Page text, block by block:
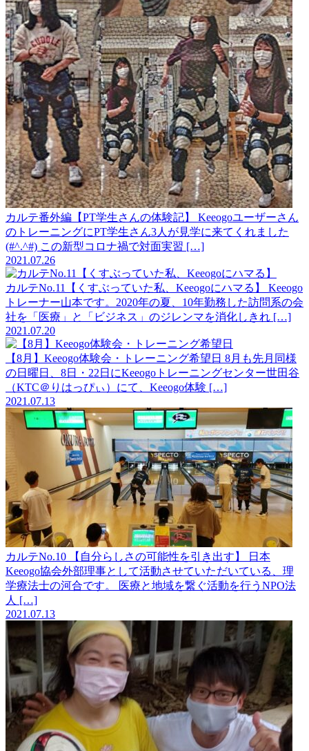
カルテ番外編【PT学生さんの体験記】
Keeogoユーザーさん
のトレーニングにPT学生さん3人が見学に来てくれました
(#^.^#) この新型コロナ禍で対面実習 […]
2021.07.26
カルテNo.11【くすぶっていた私、Keeogoにハマる】
Keeogo
トレーナー山本です。2020年の夏、10年勤務した訪問系の会
社を「医療」と「ビジネス」のジレンマを消化しきれ […]
2021.07.20
【8月】Keeogo体験会・トレーニング希望日 8月も先月同様
の日曜日、8日・22日にKeeogoトレーニングセンター世田谷
（KTC＠りはっぴぃ）にて、Keeogo体験 […]
2021.07.13
カルテNo.10 【自分らしさの可能性を引き出す】
日本
Keeogo協会外部理事として活動させていただいている、理
学療法士の河合です。 医療と地域を繋ぐ活動を行うNPO法
人 […]
2021.07.13